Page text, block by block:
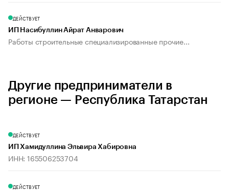
ДЕЙСТВУЕТ
ИП Насибуллин Айрат Анварович
Работы строительные специализированные прочие...
Другие предприниматели в
регионе — Республика Татарстан
ДЕЙСТВУЕТ
ИП Хамидуллина Эльвира Хабировна
ИНН: 165506253704
ДЕЙСТВУЕТ